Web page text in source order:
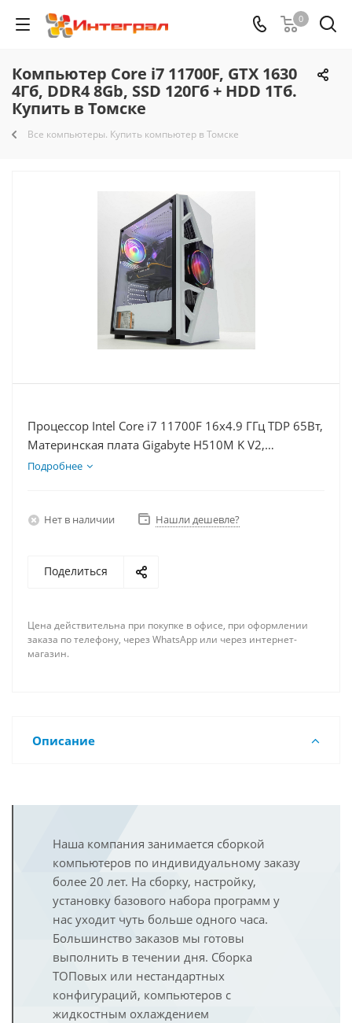
0
Компьютер Core i7 11700F, GTX 1630
4Гб, DDR4 8Gb, SSD 120Гб + HDD 1Тб.
Купить в Томске
Все компьютеры. Купить компьютер в Томске
Процессор Intel Core i7 11700F 16x4.9 ГГц TDP 65Вт,
Материнская плата Gigabyte H510M K V2,
Видеокарта GTX 1630 4Гб, Память DDR4 8Gb,
Подробнее
Нет в наличии Нашли дешевле?
Поделиться
Цена действительна при покупке в офисе, при оформлении
заказа по телефону, через WhatsApp или через интернет-
магазин.
Описание
Наша компания занимается сборкой
компьютеров по индивидуальному заказу
более 20 лет. На сборку, настройку,
установку базового набора программ у
нас уходит чуть больше одного часа.
Большинство заказов мы готовы
выполнить в течении дня. Сборка
ТОПовых или нестандартных
конфигураций, компьютеров с
жидкостным охлаждением